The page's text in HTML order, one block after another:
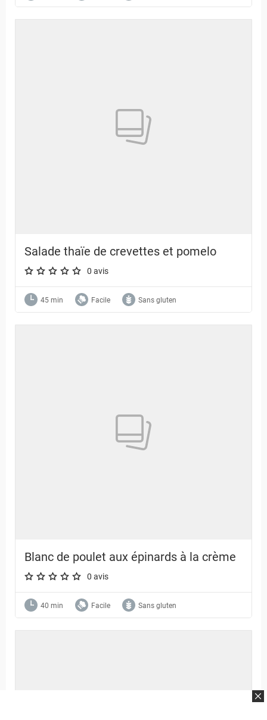
Salade thaïe de crevettes et pomelo
A star rating of 0 out of 5.
0 avis
45 min Facile Sans gluten
Blanc de poulet aux épinards à la crème
A star rating of 0 out of 5.
0 avis
40 min Facile Sans gluten